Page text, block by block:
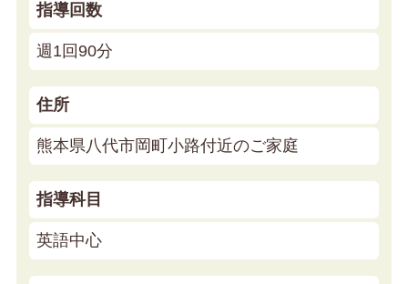
指導回数
週1回90分
住所
熊本県八代市岡町小路付近のご家庭
指導科目
英語中心